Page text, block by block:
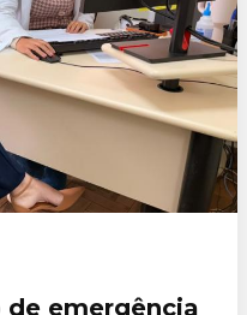
emergência